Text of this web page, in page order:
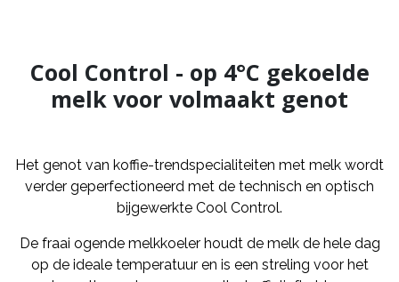
Cool Control - op 4°C gekoelde
melk voor volmaakt genot
Het genot van koffie-trendspecialiteiten met melk wordt
verder geperfectioneerd met de technisch en optisch
bijgewerkte Cool Control.
De fraai ogende melkkoeler houdt de melk de hele dag
op de ideale temperatuur en is een streling voor het